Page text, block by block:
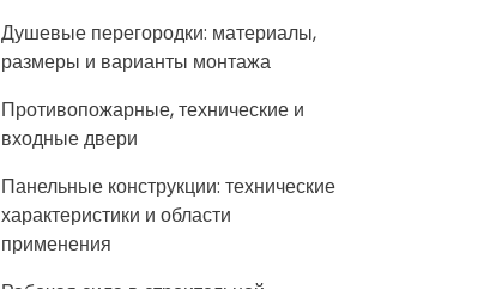
Душевые перегородки: материалы,
размеры и варианты монтажа
Противопожарные, технические и
входные двери
Панельные конструкции: технические
характеристики и области
применения